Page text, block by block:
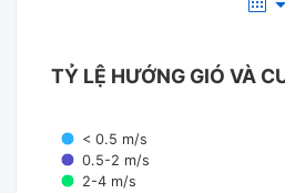
TỶ LỆ HƯỚNG GIÓ VÀ
< 0.5 m/s
0.5-2 m/s
2-4 m/s